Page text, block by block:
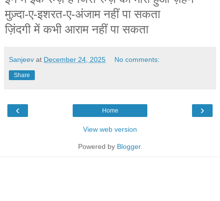
मुज़्दा-ए-इशरत-ए-अंजाम नहीं पा सकता
ज़िंदगी में कभी आराम नहीं पा सकता
Sanjeev at December 24, 2025 No comments:
Share
‹ ›
Home
View web version
Powered by Blogger.